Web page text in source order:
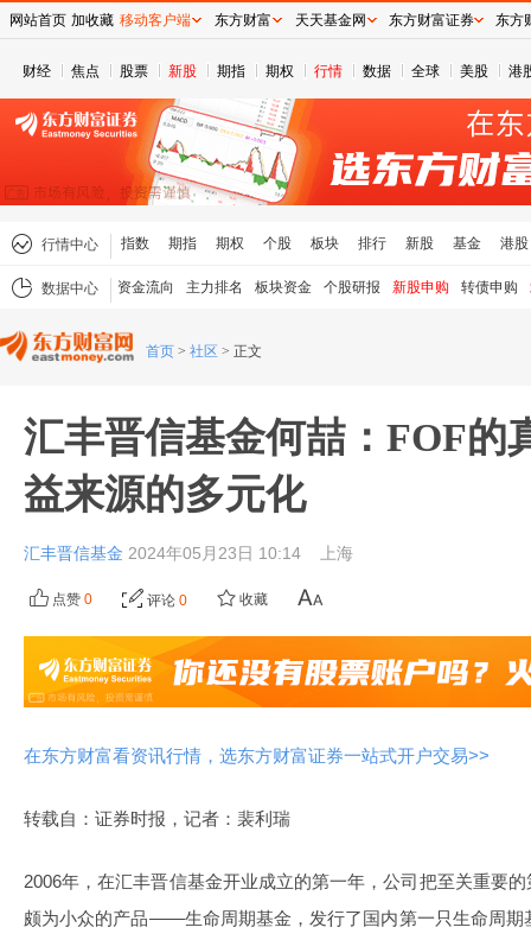
财经 焦点 股票 新股 期指 期权 行情 数据 全球 美股 港
行情中心 指数 期指 期权 个股 板块 排行 新股 基金 港股
数据中心 资金流向 主力排名 板块资金 个股研报 新股申购 转债申购
首页 > 社区 > 正文
汇丰晋信基金何喆：FOF的
益来源的多元化
汇丰晋信基金 2024年05月23日 10:14 上海
点赞 0 评论 0 收藏
在东方财富看资讯行情，选东方财富证券一站式开户交易>>
转载自：证券时报，记者：裴利瑞
2006年，在汇丰晋信基金开业成立的第一年，公司把至关重要
颇为小众的产品——生命周期基金，发行了国内第一只生命周
网站首页 加收藏 移动客户端 东方财富 天天基金网 东方财富证券 东方